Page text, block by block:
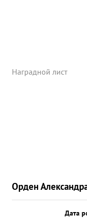
и абсолютное
обеспечил
Наградной лист
Орден
Дата